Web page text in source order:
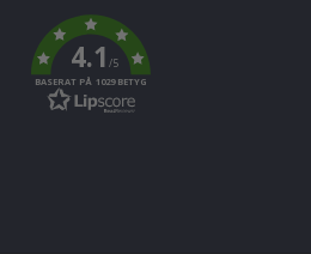
k
4.1/5
BASERAT PÅ 1029 BETYG